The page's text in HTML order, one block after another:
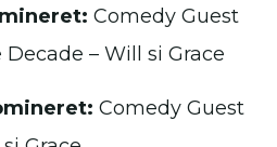
Comedy Guest
– Will si Grace
Comedy Guest